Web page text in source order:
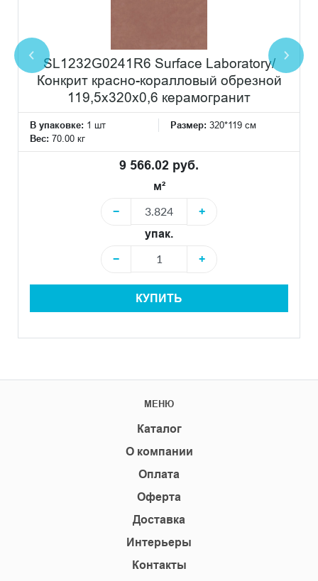
SL1232G0241R6 Surface Laboratory/
Конкрит красно-коралловый обрезной
119,5x320x0,6 керамогранит
В упаковке: 1 шт Размер: 320*119 см
Вес: 70.00 кг
9 566.02 руб.
м²
−
+
упак.
−
+
КУПИТЬ
МЕНЮ
Каталог
О компании
Оплата
Оферта
Доставка
Интерьеры
Контакты